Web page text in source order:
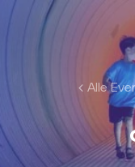
Skip to main content
Alle